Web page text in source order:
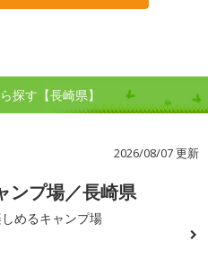
探す【長崎県】
2026/08/07 更新
ンプ場／長崎県
めるキャンプ場